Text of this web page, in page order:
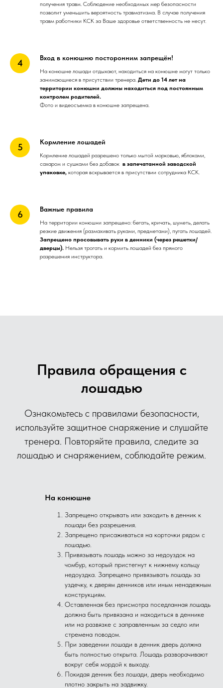
получения травм. Соблюдение необходимых мер безопасности
позволит уменьшить вероятность травматизма. В случае получения
травм работники КСК за Ваше здоровье ответственность не несут.
Вход в конюшню посторонним запрещён!
На конюшне лошади отдыхают, находиться на конюшне могут только
занимающиеся в присутствии тренера. Дети до 14 лет на
территории конюшни должны находиться под постоянным
контролем родителей.
Фото и видеосъемка в конюшне запрещена.
Кормление лошадей
Кормление лошадей разрешено только мытой морковью, яблоками,
сахаром и сушками без добавок в запечатанной заводской
упаковке, которая вскрывается в присутствии сотрудника КСК.
Важные правила
На территории конюшни запрещено: бегать, кричать, шуметь, делать
резкие движения (размахивать руками, предметами), пугать лошадей.
Запрещено просовывать руки в денники (через решетки/
дверцы). Нельзя трогать и кормить лошадей без прямого
разрешения инструктора.
Правила обращения с
лошадью
Ознакомьтесь с правилами безопасности,
используйте защитное снаряжение и слушайте
тренера. Повторяйте правила, следите за
лошадью и снаряжением, соблюдайте режим.
На конюшне
Запрещено открывать или заходить в денник к
лошади без разрешения.
Запрещено присаживаться на корточки рядом с
лошадью.
Привязывать лошадь можно за недоуздок на
чомбур, который пристегнут к нижнему кольцу
недоуздка. Запрещено привязывать лошадь за
уздечку, к дверям денников или иным ненадежным
конструкциям.
Оставленная без присмотра поседланная лошадь
должна быть привязана и находиться в деннике
или на развязке с заправленным за седло или
стремена поводом.
При заведении лошади в денник дверь должна
быть полностью открыта. Лошадь разворачивают
вокруг себя мордой к выходу.
Покидая денник без лошади, дверь необходимо
плотно закрыть на задвижку.